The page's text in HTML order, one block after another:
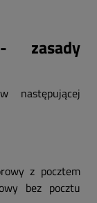
zasady
następującej
z pocztem
bez pocztu